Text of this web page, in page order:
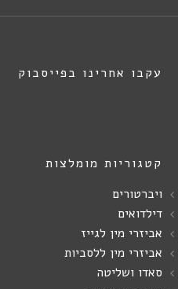
עקבו אחרינו בפייסבוק
קטגוריות מומלצות
ויברטורים
דילדואים
אביזרי מין לגייז
אביזרי מין ללסביות
סאדו ושליטה